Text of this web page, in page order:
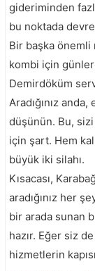
gideriminden
bu noktada
Bir başka önemli
kombi için
Demirdöküm
Aradığınız
düşünün. Bu, sizi
için şart. Hem
büyük iki silahı.
Kısacası,
aradığınız her
bir arada sunan
hazır. Eğer siz
hizmetlerin